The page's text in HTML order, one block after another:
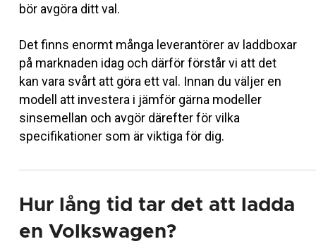
bör avgöra ditt val.
Det finns enormt många leverantörer av laddboxar
på marknaden idag och därför förstår vi att det
kan vara svårt att göra ett val. Innan du väljer en
modell att investera i jämför gärna modeller
sinsemellan och avgör därefter för vilka
specifikationer som är viktiga för dig.
Hur lång tid tar det att ladda
en Volkswagen?